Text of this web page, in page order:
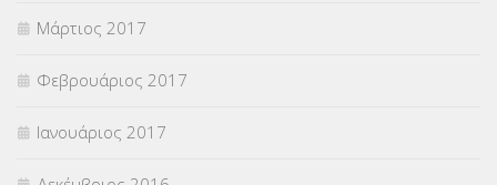
Μάρτιος 2017
Φεβρουάριος 2017
Ιανουάριος 2017